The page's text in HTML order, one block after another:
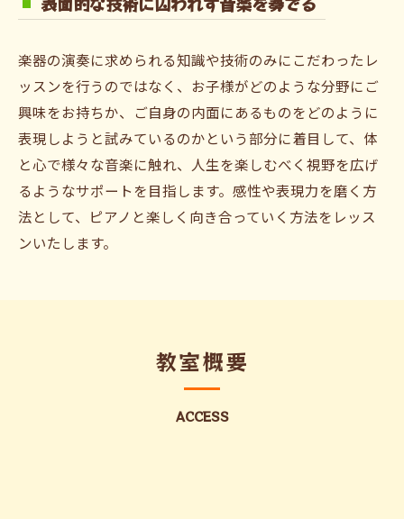
楽器の演奏に求められる知識や技術のみにこだわったレ
ッスンを行うのではなく、お子様がどのような分野にご
興味をお持ちか、ご自身の内面にあるものをどのように
表現しようと試みているのかという部分に着目して、体
と心で様々な音楽に触れ、人生を楽しむべく視野を広げ
るようなサポートを目指します。感性や表現力を磨く方
法として、ピアノと楽しく向き合っていく方法をレッス
ンいたします。
教室概要
ACCESS